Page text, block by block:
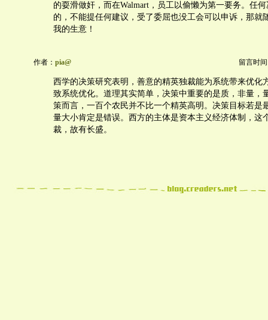
的耍滑做奸，而在Walmart，员工以偷懒为第一要务。任
的，不能提任何建议，受了委屈也没工会可以申诉，那就
我的生意！
作者： pia@ 留言时间
西学的决策研究表明，善意的精英独裁能为系统带来优化
致系统优化。道理其实简单，决策中重要的是质，非量，
策而言，一百个农民并不比一个精英高明。决策目标若是
量大小肯定是错误。西方的主体是资本主义经济体制，这
裁，故有长盛。